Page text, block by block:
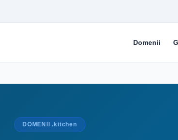
Domenii
DOMENII .kitchen